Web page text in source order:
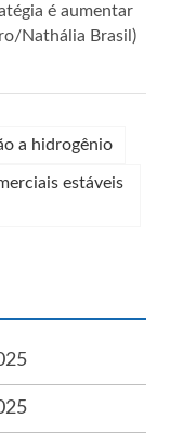
é aumentar
Nathália Brasil)
a hidrogênio
estáveis